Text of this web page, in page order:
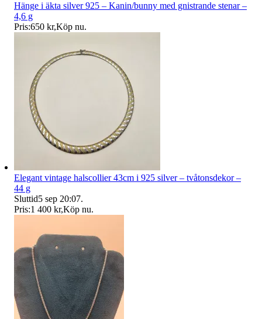
Hänge i äkta silver 925 – Kanin/bunny med gnistrande stenar –
4,6 g
Pris:650 kr,Köp nu.
Elegant vintage halscollier 43cm i 925 silver – tvåtonsdekor –
44 g
Sluttid5 sep 20:07.
Pris:1 400 kr,Köp nu.